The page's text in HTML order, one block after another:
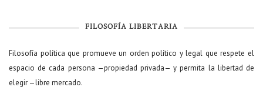
FILOSOFÍA LIBERTARIA
Filosofía política que promueve un orden político y legal que respete el
espacio de cada persona —propiedad privada— y permita la libertad de
elegir —libre mercado.